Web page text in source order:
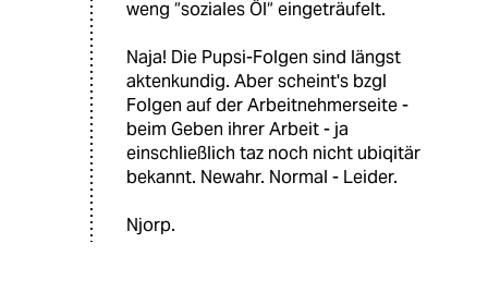
weng “soziales Öl“ eingeträufelt.
Naja! Die Pupsi-Folgen sind längst
aktenkundig. Aber scheint's bzgl
Folgen auf der Arbeitnehmerseite -
beim Geben ihrer Arbeit - ja
einschließlich taz noch nicht ubiqitär
bekannt. Newahr. Normal - Leider.
Njorp.